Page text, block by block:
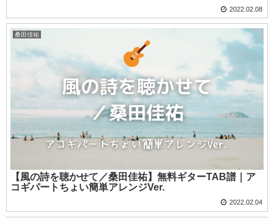
2022.02.08
桑田佳祐
【風の詩を聴かせて／桑田佳祐】無料ギターTAB譜｜ア
コギパートちょい簡単アレンジVer.
2022.02.04